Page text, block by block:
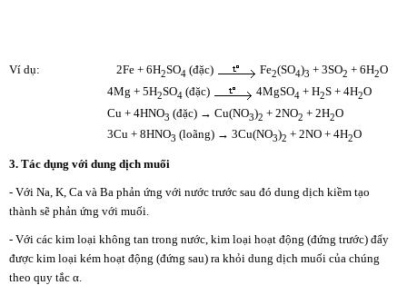
Ví dụ: 2Fe + 6H2SO4 (đặc) Fe2(SO4)3 + 3SO2 + 6H2O
4Mg + 5H2SO4 (đặc) 4MgSO4 + H2S + 4H2O
Cu + 4HNO3 (đặc) → Cu(NO3)2 + 2NO2 + 2H2O
3Cu + 8HNO3 (loãng) → 3Cu(NO3)2 + 2NO + 4H2O
3. Tác dụng với dung dịch muối
- Với Na, K, Ca và Ba phản ứng với nước trước sau đó dung dịch kiềm tạo
thành sẽ phản ứng với muối.
- Với các kim loại không tan trong nước, kim loại hoạt động (đứng trước) đẩy
được kim loại kém hoạt động (đứng sau) ra khỏi dung dịch muối của chúng
theo quy tắc α.